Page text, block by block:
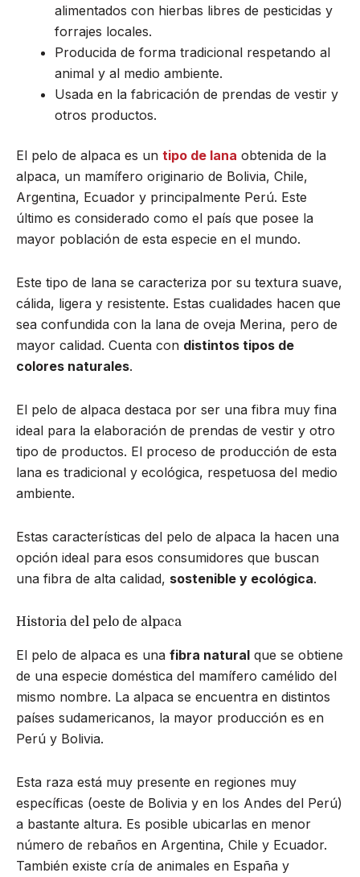
alimentados con hierbas libres de pesticidas y
forrajes locales.
Producida de forma tradicional respetando al
animal y al medio ambiente.
Usada en la fabricación de prendas de vestir y
otros productos.
El pelo de alpaca es un tipo de lana obtenida de la
alpaca, un mamífero originario de Bolivia, Chile,
Argentina, Ecuador y principalmente Perú. Este
último es considerado como el país que posee la
mayor población de esta especie en el mundo.
Este tipo de lana se caracteriza por su textura suave,
cálida, ligera y resistente. Estas cualidades hacen que
sea confundida con la lana de oveja Merina, pero de
mayor calidad. Cuenta con distintos tipos de
colores naturales.
El pelo de alpaca destaca por ser una fibra muy fina
ideal para la elaboración de prendas de vestir y otro
tipo de productos. El proceso de producción de esta
lana es tradicional y ecológica, respetuosa del medio
ambiente.
Estas características del pelo de alpaca la hacen una
opción ideal para esos consumidores que buscan
una fibra de alta calidad, sostenible y ecológica.
Historia del pelo de alpaca
El pelo de alpaca es una fibra natural que se obtiene
de una especie doméstica del mamífero camélido del
mismo nombre. La alpaca se encuentra en distintos
países sudamericanos, la mayor producción es en
Perú y Bolivia.
Esta raza está muy presente en regiones muy
específicas (oeste de Bolivia y en los Andes del Perú)
a bastante altura. Es posible ubicarlas en menor
número de rebaños en Argentina, Chile y Ecuador.
También existe cría de animales en España y